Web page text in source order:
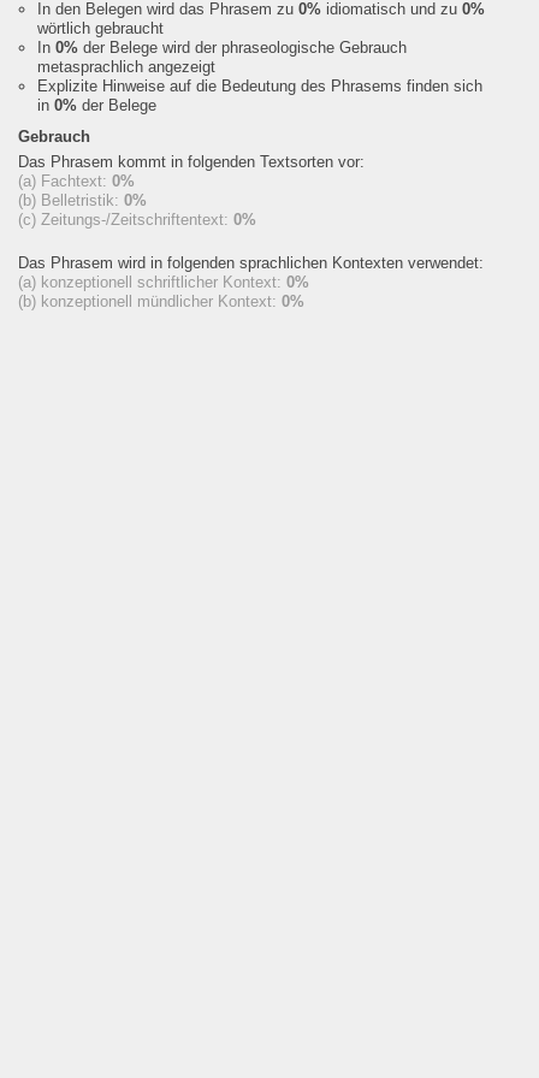
In den Belegen wird das Phrasem zu 0% idiomatisch und zu 0%
wörtlich gebraucht
In 0% der Belege wird der phraseologische Gebrauch
metasprachlich angezeigt
Explizite Hinweise auf die Bedeutung des Phrasems finden sich
in 0% der Belege
Gebrauch
Das Phrasem kommt in folgenden Textsorten vor:
(a) Fachtext: 0%
(b) Belletristik: 0%
(c) Zeitungs-/Zeitschriftentext: 0%
Das Phrasem wird in folgenden sprachlichen Kontexten verwendet:
(a) konzeptionell schriftlicher Kontext: 0%
(b) konzeptionell mündlicher Kontext: 0%